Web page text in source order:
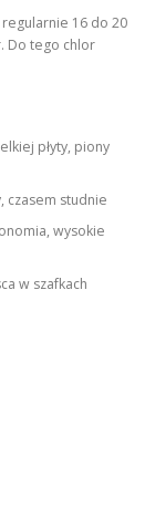
16 do 20
Do tego chlor
płyty, piony
czasem studnie
wysokie
w szafkach